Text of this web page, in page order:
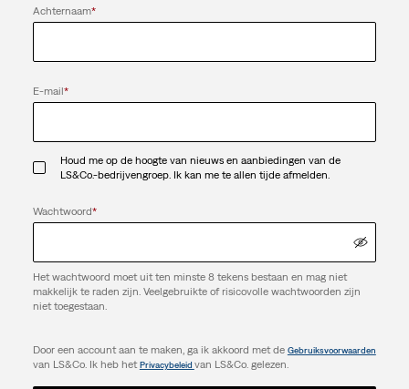
Achternaam*
E-mail*
Houd me op de hoogte van nieuws en aanbiedingen van de
LS&Co.-bedrijvengroep. Ik kan me te allen tijde afmelden.
Wachtwoord*
Het wachtwoord moet uit ten minste 8 tekens bestaan en mag niet
makkelijk te raden zijn. Veelgebruikte of risicovolle wachtwoorden zijn
niet toegestaan.
Door een account aan te maken, ga ik akkoord met de Gebruiksvoorwaarden
van LS&Co. Ik heb hetPrivacybeleid van LS&Co. gelezen.